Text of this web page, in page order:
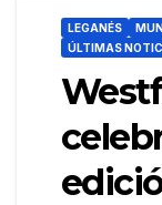
LEGANÉS
ÚLTIMAS